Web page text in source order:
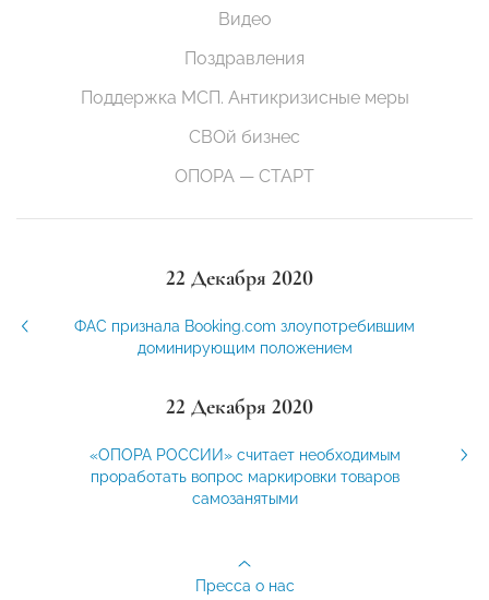
Видео
Поздравления
Поддержка МСП. Антикризисные меры
СВОй бизнес
ОПОРА — СТАРТ
22 Декабря 2020
ФАС признала Booking.com злоупотребившим
доминирующим положением
22 Декабря 2020
«ОПОРА РОССИИ» считает необходимым
проработать вопрос маркировки товаров
самозанятыми
Пресса о нас